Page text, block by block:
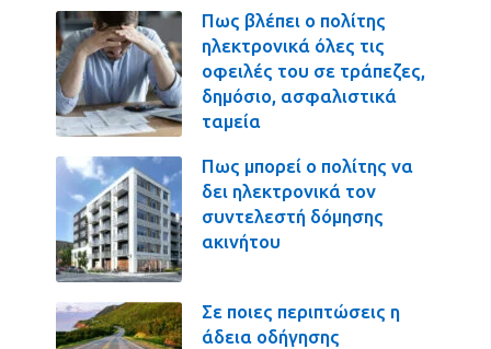
Πως βλέπει ο πολίτης
ηλεκτρονικά όλες τις
οφειλές του σε τράπεζες,
δημόσιο, ασφαλιστικά
ταμεία
Πως μπορεί ο πολίτης να
δει ηλεκτρονικά τον
συντελεστή δόμησης
ακινήτου
Σε ποιες περιπτώσεις η
άδεια οδήγησης